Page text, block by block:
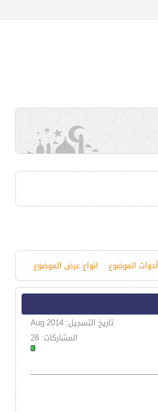
أدوات الموضوع انواع عرض الموضوع
تاريخ التسجيل: Aug 2014
المشاركات: 28